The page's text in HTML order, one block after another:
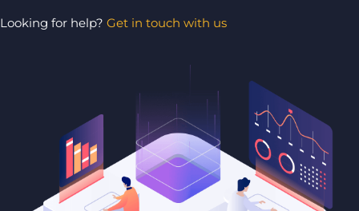
Looking for help? Get in touch with us